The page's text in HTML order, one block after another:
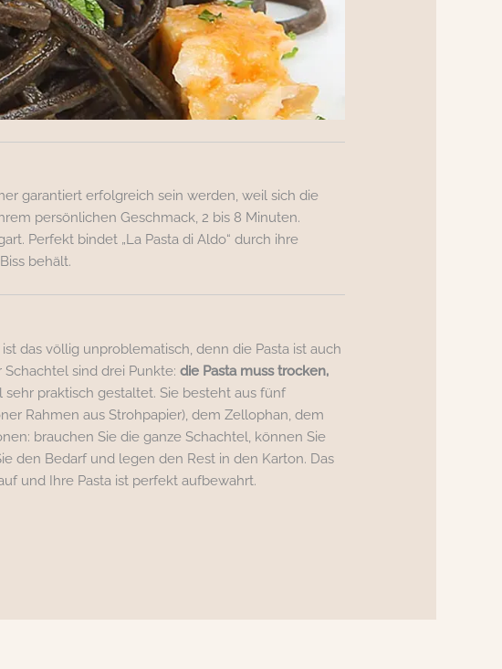
garantiert erfolgreich sein werden, weil sich die
persönlichen Geschmack, 2 bis 8 Minuten.
Perfekt bindet „La Pasta di Aldo“ durch ihre
behält.
das völlig unproblematisch, denn die Pasta ist auch
sind drei Punkte:die Pasta muss trocken,
sehr praktisch gestaltet. Sie besteht aus fünf
Rahmen aus Strohpapier), dem Zellophan, dem
brauchen Sie die ganze Schachtel, können Sie
den Bedarf und legen den Rest in den Karton. Das
und Ihre Pasta ist perfekt aufbewahrt.